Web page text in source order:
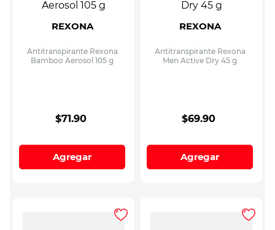
REXONA
Antitranspirante Rexona
Bamboo Aerosol 105 g
$71.90
Agregar
REXONA
Antitranspirante Rexona
Men Active Dry 45 g
$69.90
Agregar